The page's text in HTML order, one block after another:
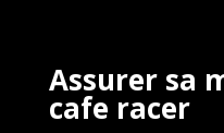
Assurer sa
cafe racer